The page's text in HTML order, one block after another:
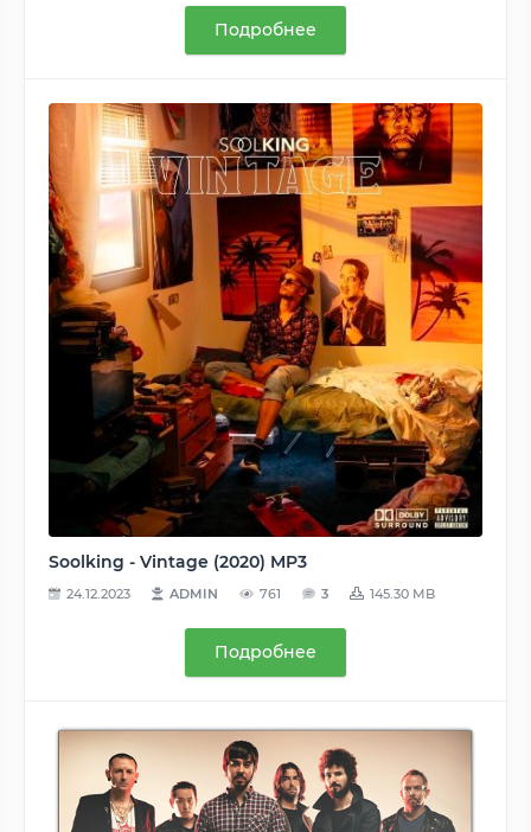
Подробнее
Soolking - Vintage (2020) MP3
24.12.2023 ADMIN 761 3 145.30 MB
Подробнее